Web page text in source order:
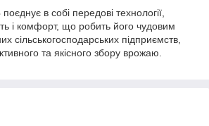
поєднує в собі передові технології,
і комфорт, що робить його чудовим
сільськогосподарських підприємств,
та якісного збору врожаю.